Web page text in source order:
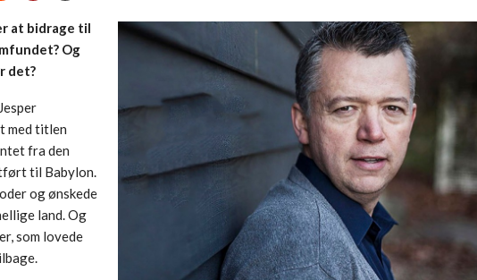
at bidrage til
Og
det?
med titlen
fra den
til Babylon.
og ønskede
land. Og
som lovede